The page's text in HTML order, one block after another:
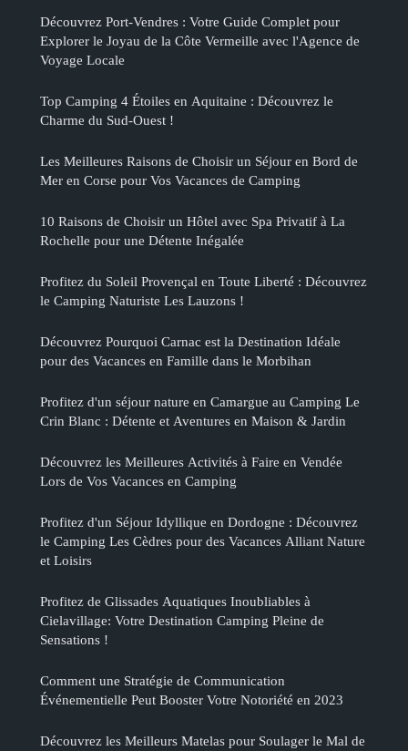
Découvrez Port-Vendres : Votre Guide Complet pour
Explorer le Joyau de la Côte Vermeille avec l'Agence de
Voyage Locale
Top Camping 4 Étoiles en Aquitaine : Découvrez le
Charme du Sud-Ouest !
Les Meilleures Raisons de Choisir un Séjour en Bord de
Mer en Corse pour Vos Vacances de Camping
10 Raisons de Choisir un Hôtel avec Spa Privatif à La
Rochelle pour une Détente Inégalée
Profitez du Soleil Provençal en Toute Liberté : Découvrez
le Camping Naturiste Les Lauzons !
Découvrez Pourquoi Carnac est la Destination Idéale
pour des Vacances en Famille dans le Morbihan
Profitez d'un séjour nature en Camargue au Camping Le
Crin Blanc : Détente et Aventures en Maison & Jardin
Découvrez les Meilleures Activités à Faire en Vendée
Lors de Vos Vacances en Camping
Profitez d'un Séjour Idyllique en Dordogne : Découvrez
le Camping Les Cèdres pour des Vacances Alliant Nature
et Loisirs
Profitez de Glissades Aquatiques Inoubliables à
Cielavillage: Votre Destination Camping Pleine de
Sensations !
Comment une Stratégie de Communication
Événementielle Peut Booster Votre Notoriété en 2023
Découvrez les Meilleurs Matelas pour Soulager le Mal de